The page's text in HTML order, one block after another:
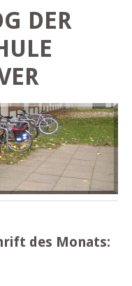
DER
des Monats: